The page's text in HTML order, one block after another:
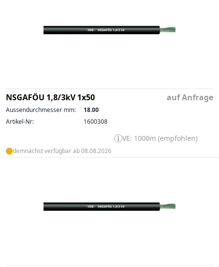
NSGAFÖU 1,8/3kV 1x50 auf Anfrage
Aussendurchmesser mm:
18.00
Artikel-Nr:
1600308
VE: 1000m (empfohlen)
demnächst verfügbar ab 08.08.2026